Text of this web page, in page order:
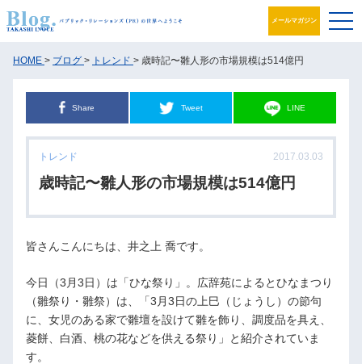
メールマガジン
ブログ
プロフィール
パブリック・リレーションズとは
アカデミック活動
井之上PRグループ
書籍
お問合せ
HOME > ブログ > トレンド > 歳時記〜雛人形の市場規模は514億円
Share Tweet LINE
トレンド 2017.03.03
歳時記〜雛人形の市場規模は514億円
皆さんこんにちは、井之上 喬です。
今日（3月3日）は「ひな祭り」。広辞苑によるとひなまつり
（雛祭り・雛祭）は、「3月3日の上巳（じょうし）の節句
に、女児のある家で雛壇を設けて雛を飾り、調度品を具え、
菱餅、白酒、桃の花などを供える祭り」と紹介されていま
す。